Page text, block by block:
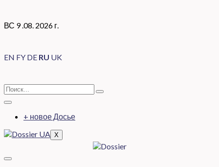
ВС 9 .08. 2026 г.
EN FY DE RU UK
+ новое Досье
X